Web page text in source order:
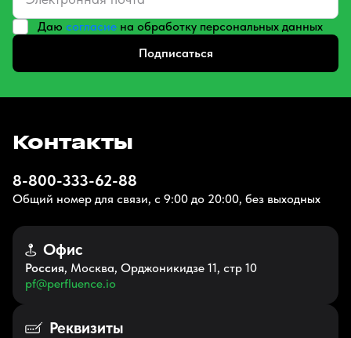
Даю согласие на обработку персональных данных
Подписаться
Контакты
8-800-333-62-88
Общий номер для связи, с 9:00 до 20:00, без выходных
Офис
Россия, Москва, Орджоникидзе 11, стр 10
pf@perfluence.io
Реквизиты